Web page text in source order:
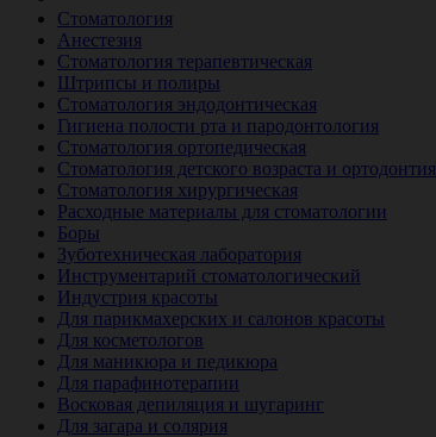
Стоматология
Анестезия
Стоматология терапевтическая
Штрипсы и полиры
Стоматология эндодонтическая
Гигиена полости рта и пародонтология
Стоматология ортопедическая
Стоматология детского возраста и ортодонтия
Стоматология хирургическая
Расходные материалы для стоматологии
Боры
Зуботехническая лаборатория
Инструментарий стоматологический
Индустрия красоты
Для парикмахерских и салонов красоты
Для косметологов
Для маникюра и педикюра
Для парафинотерапии
Восковая депиляция и шугаринг
Для загара и солярия